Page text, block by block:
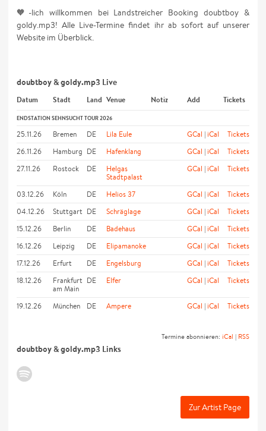
🧡-lich willkommen bei Landstreicher Booking doubtboy &
goldy.mp3! Alle Live-Termine findet ihr ab sofort auf unserer
Website im Überblick.
doubtboy & goldy.mp3 Live
Datum Stadt Land Venue Notiz Add Tickets
ENDSTATION SEHNSUCHT TOUR 2026
25.11.26 Bremen DE Lila Eule GCal |iCal
Tickets
26.11.26
Hamburg DE Hafenklang GCal |iCal
Tickets
27.11.26
Rostock DE
Helgas
Stadtpalast
GCal |iCal Tickets
03.12.26 Köln DE Helios 37 GCal |iCal
Tickets
04.12.26
Stuttgart DE Schräglage GCal |iCal
Tickets
15.12.26
Berlin DE Badehaus GCal |iCal
Tickets
16.12.26
Leipzig DE Elipamanoke GCal |iCal
Tickets
17.12.26
Erfurt DE Engelsburg GCal |iCal
Tickets
18.12.26
Frankfurt
am Main
DE Elfer GCal |iCal Tickets
19.12.26 München DE Ampere GCal |iCal Tickets
Termine abonnieren: iCal | RSS
doubtboy & goldy.mp3 Links
Zur Artist Page